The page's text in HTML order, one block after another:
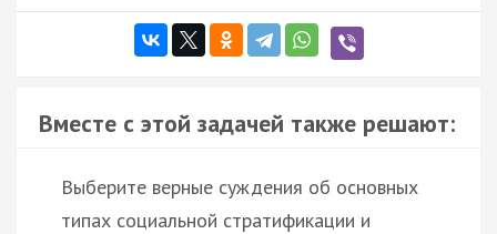
Вместе с этой задачей также решают:
Выберите верные суждения об основных
типах социальной стратификации и